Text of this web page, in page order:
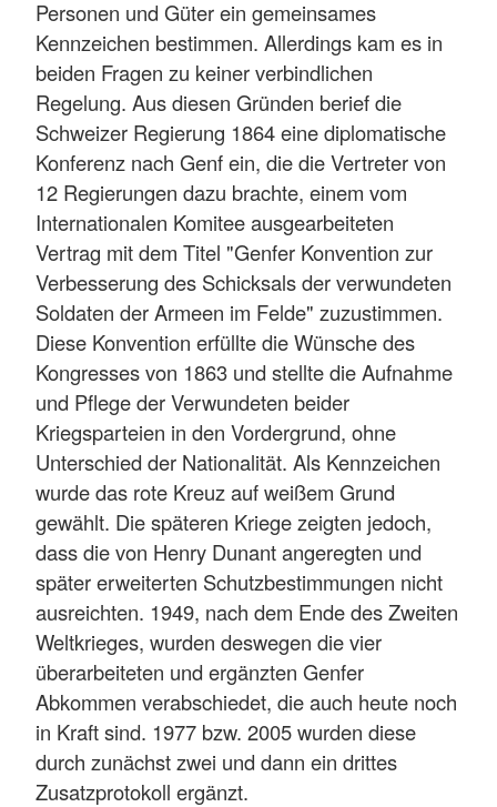
Personen und Güter ein gemeinsames
Kennzeichen bestimmen. Allerdings kam es in
beiden Fragen zu keiner verbindlichen
Regelung. Aus diesen Gründen berief die
Schweizer Regierung 1864 eine diplomatische
Konferenz nach Genf ein, die die Vertreter von
12 Regierungen dazu brachte, einem vom
Internationalen Komitee ausgearbeiteten
Vertrag mit dem Titel "Genfer Konvention zur
Verbesserung des Schicksals der verwundeten
Soldaten der Armeen im Felde" zuzustimmen.
Diese Konvention erfüllte die Wünsche des
Kongresses von 1863 und stellte die Aufnahme
und Pflege der Verwundeten beider
Kriegsparteien in den Vordergrund, ohne
Unterschied der Nationalität. Als Kennzeichen
wurde das rote Kreuz auf weißem Grund
gewählt. Die späteren Kriege zeigten jedoch,
dass die von Henry Dunant angeregten und
später erweiterten Schutzbestimmungen nicht
ausreichten. 1949, nach dem Ende des Zweiten
Weltkrieges, wurden deswegen die vier
überarbeiteten und ergänzten Genfer
Abkommen verabschiedet, die auch heute noch
in Kraft sind. 1977 bzw. 2005 wurden diese
durch zunächst zwei und dann ein drittes
Zusatzprotokoll ergänzt.